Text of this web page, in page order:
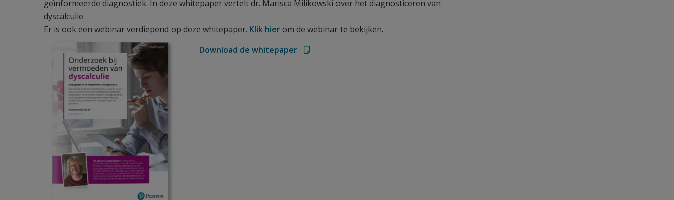
geïnformeerde diagnostiek. In deze whitepaper vertelt dr. Marisca Milikowski over het diagnosticeren van
dyscalculie.
Er is ook een webinar verdiepend op deze whitepaper. Klik hierom de webinar te bekijken.
Download de whitepaper